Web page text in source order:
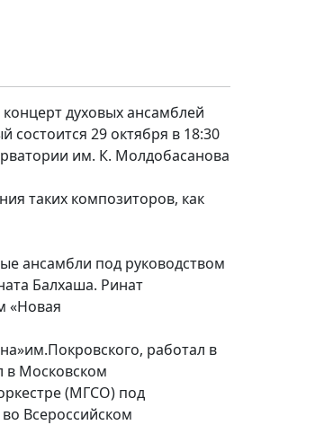
духовых ансамблей
состоится 29 октября в 18:30
им. К. Молдобасанова
таких композиторов, как
ансамбли под руководством
Балхаша. Ринат
«Новая
работал в
в Московском
(МГСО) под
Всероссийском